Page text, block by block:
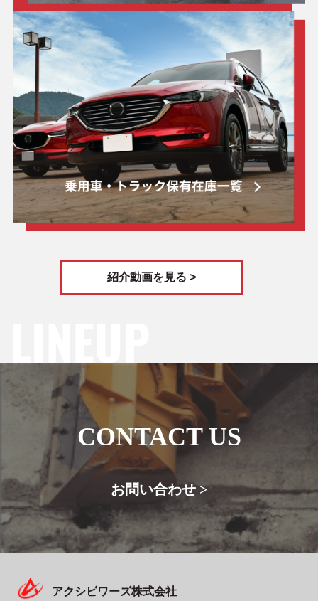
紹介動画を見る >
CONTACT US
お問い合わせ >
アクシビワーズ株式会社